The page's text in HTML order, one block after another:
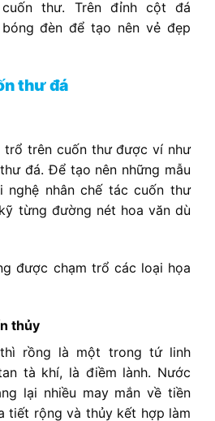
thư. Trên đỉnh cột đá
đèn để tạo nên vẻ đẹp
thư đá
trổ trên cuốn thư được ví như
đá. Để tạo nên những mẫu
nghệ nhân chế tác cuốn thư
từng đường nét hoa văn dù
được chạm trổ các loại họa
thủy
rồng là một trong tứ linh
tà khí, là điềm lành. Nước
lại nhiều may mắn về tiền
tiết rộng và thủy kết hợp làm